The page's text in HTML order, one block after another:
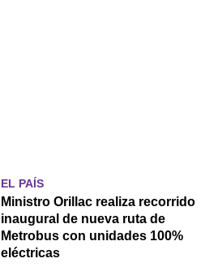
EL PAÍS
Ministro Orillac realiza recorrido
inaugural de nueva ruta de
Metrobus con unidades 100%
eléctricas